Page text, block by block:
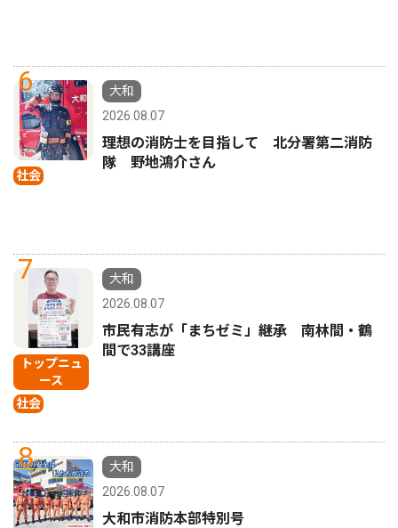
6
社会
大和
2026.08.07
理想の消防士を目指して 北分署第二消防
隊 野地鴻介さん
7
トップニュ
ース
社会
大和
2026.08.07
市民有志が「まちゼミ」継承 南林間・鶴
間で33講座
8
大和
2026.08.07
大和市消防本部特別号